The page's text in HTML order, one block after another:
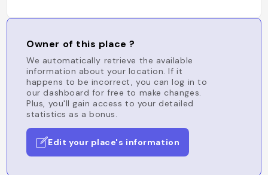
Owner of this place ?
We automatically retrieve the available
information about your location. If it
happens to be incorrect, you can log in to
our dashboard for free to make changes.
Plus, you'll gain access to your detailed
statistics as a bonus.
Edit your place's information